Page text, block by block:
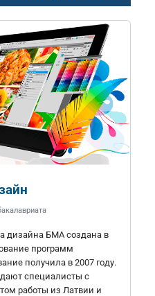
дизайна БМА создана в
программ
получила в 2007 году.
специалисты с
работы из Латвии и